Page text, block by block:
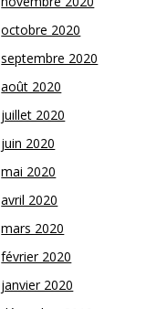
octobre 2020
septembre 2020
août 2020
juillet 2020
juin 2020
mai 2020
avril 2020
mars 2020
février 2020
janvier 2020